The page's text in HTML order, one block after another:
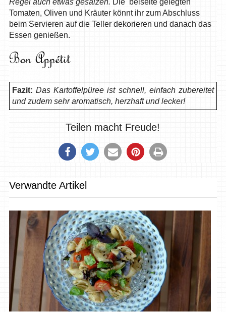
Regel auch etwas gesalzen. Die beiseite gelegten
Tomaten, Oliven und Kräuter könnt ihr zum Abschluss
beim Servieren auf die Teller dekorieren und danach das
Essen genießen.
Fazit: Das Kartoffelpüree ist schnell, einfach zubereitet
und zudem sehr aromatisch, herzhaft und lecker!
Teilen macht Freude!
Verwandte Artikel